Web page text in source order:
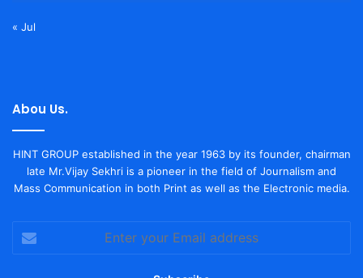
« Jul
Abou Us.
HINT GROUP established in the year 1963 by its founder, chairman
late Mr.Vijay Sekhri is a pioneer in the field of Journalism and
Mass Communication in both Print as well as the Electronic media.
your